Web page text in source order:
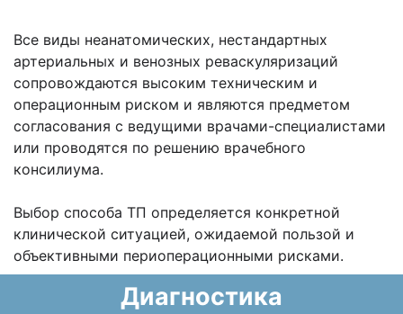
Все виды неанатомических, нестандартных
артериальных и венозных реваскуляризаций
сопровождаются высоким техническим и
операционным риском и являются предметом
согласования с ведущими врачами-специалистами
или проводятся по решению врачебного
консилиума.
Выбор способа ТП определяется конкретной
клинической ситуацией, ожидаемой пользой и
объективными периоперационными рисками.
Диагностика